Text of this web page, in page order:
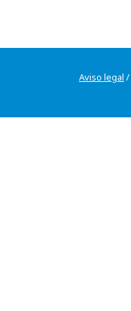
Aviso legal /